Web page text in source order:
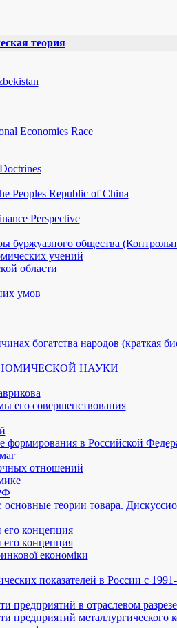
теория
Economies Race
Peoples Republic of China
Perspective
буржуазного общества
учений
области
умов
богатства народов (краткая
НАУКИ
его совершенствования
формирования в Российской
отношений
основные теории товара.
концепция
концепция
економiки
показателей в России с 1991-
предприятий в отраслевом
предприятий металлургического